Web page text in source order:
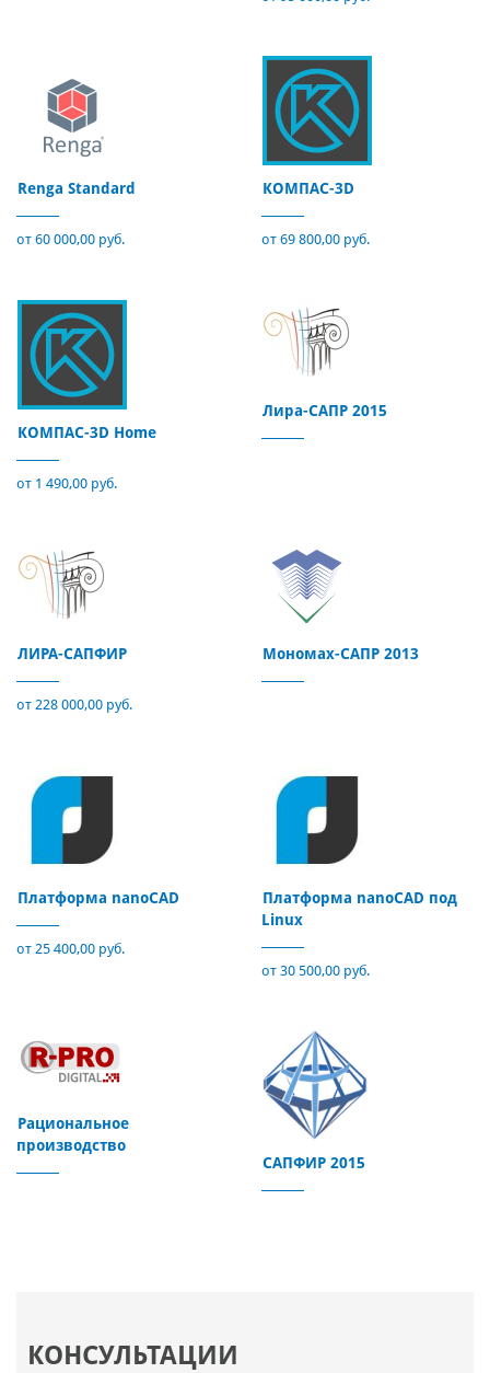
КОНСУЛЬТАЦИИ
Renga Standard
от 60 000,00 руб.
КОМПАС-3D
от 69 800,00 руб.
КОМПАС-3D Home
от 1 490,00 руб.
Лира-САПР 2015
ЛИРА-САПФИР
от 228 000,00 руб.
Мономах-САПР 2013
Платформа nanoCAD
от 25 400,00 руб.
Платформа nanoCAD под
Linux
от 30 500,00 руб.
Рациональное
производство
САПФИР 2015